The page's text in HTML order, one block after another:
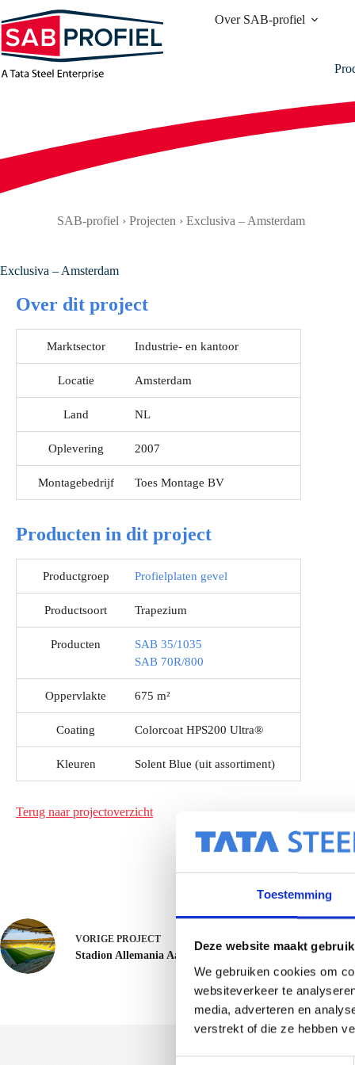
Toestemming
Deze website maakt
We gebruiken cookies om
websiteverkeer te
media, adverteren en
verstrekt of die ze hebben
naar
de
inhoud
Over SAB-profiel
SAB-profiel › Projecten › Exclusiva – Amsterdam
Exclusiva – Amsterdam
Over dit project
Marktsector Industrie- en kantoor
Locatie Amsterdam
Land NL
Oplevering 2007
Montagebedrijf Toes Montage BV
Producten in dit project
Productgroep Profielplaten gevel
Productsoort Trapezium
Producten
SAB 35/1035
SAB 70R/800
Oppervlakte 675 m²
Coating Colorcoat HPS200 Ultra®
Kleuren Solent Blue (uit assortiment)
Terug naar projectoverzicht
VORIGE PROJECT
Stadion Allemania Aachen - Aachen